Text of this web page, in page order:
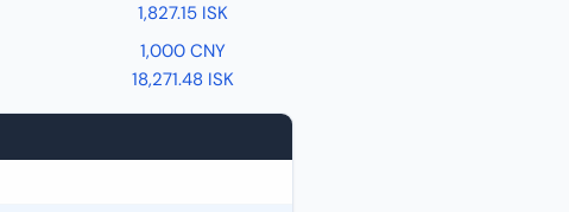
1,827.15 ISK
1,000 CNY
18,271.48 ISK